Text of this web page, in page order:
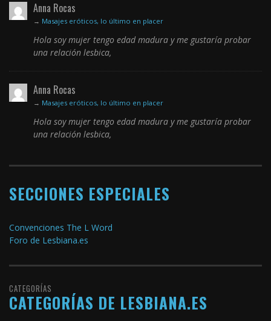
Anna Rocas
→ Masajes eróticos, lo último en placer
Hola soy mujer tengo edad madura y me gustaría probar
una relación lesbica,
Anna Rocas
→ Masajes eróticos, lo último en placer
Hola soy mujer tengo edad madura y me gustaría probar
una relación lesbica,
SECCIONES ESPECIALES
Convenciones The L Word
Foro de Lesbiana.es
CATEGORÍAS
CATEGORÍAS DE LESBIANA.ES